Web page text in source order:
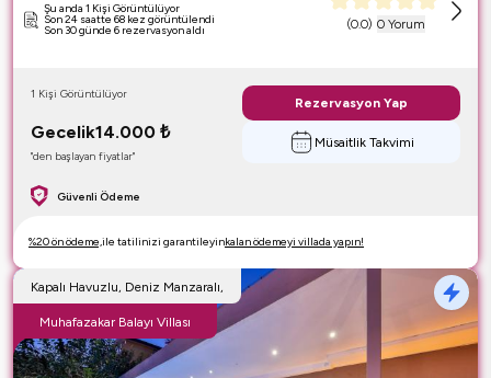
(0.0) 0 Yorum
Şu anda 1 Kişi Görüntülüyor
Son 24 saatte 68 kez görüntülendi
Son 30 günde 6 rezervasyon aldı
Güvenli Ödeme
Gecelik14.000 ₺
"den başlayan fiyatlar"
1 Kişi Görüntülüyor
Rezervasyon Yap
Müsaitlik Takvimi
%20 ön ödeme,ile tatilinizi garantileyinkalan ödemeyi villada yapın!
Kapalı Havuzlu, Deniz Manzaralı,
Muhafazakar Balayı Villası